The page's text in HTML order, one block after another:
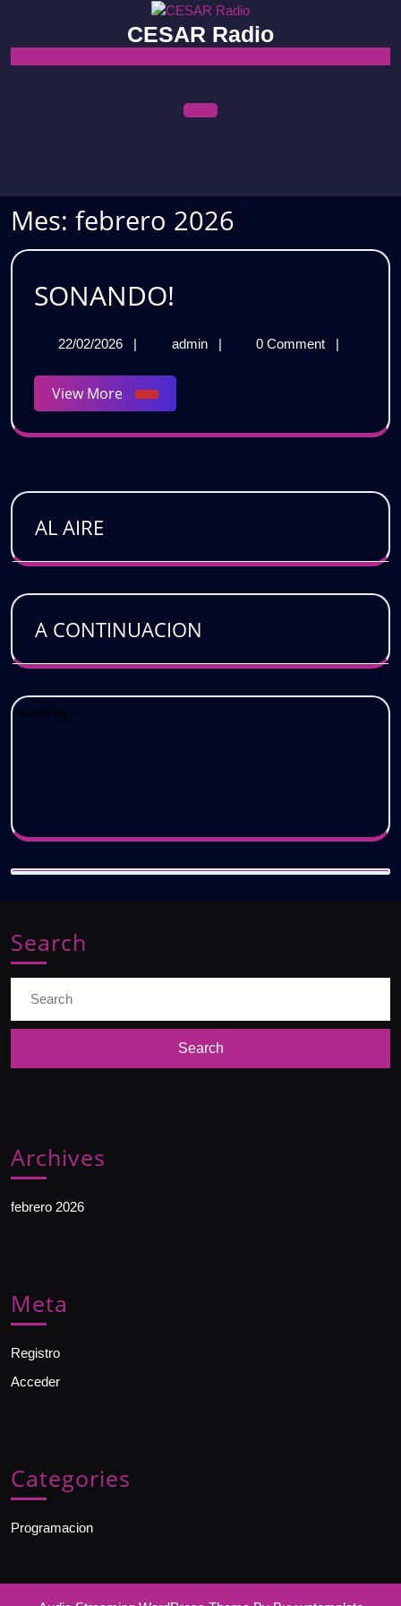
content
CESAR Radio
Mes: febrero 2026
SONANDO!
22/02/2026 22/02/2026
| admin SONANDO!
| 0 Comment |
View More
View
More
AL AIRE
A CONTINUACION
Search
Archives
febrero 2026
Meta
Registro
Acceder
Categories
Programacion